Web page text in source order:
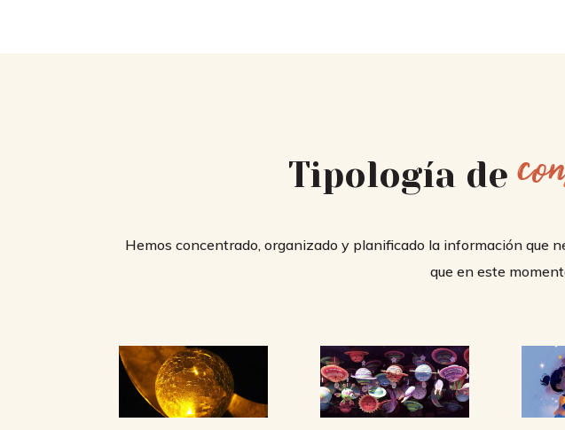
Tipología de
Hemos concentrado, organizado y planificado la información que
que en este